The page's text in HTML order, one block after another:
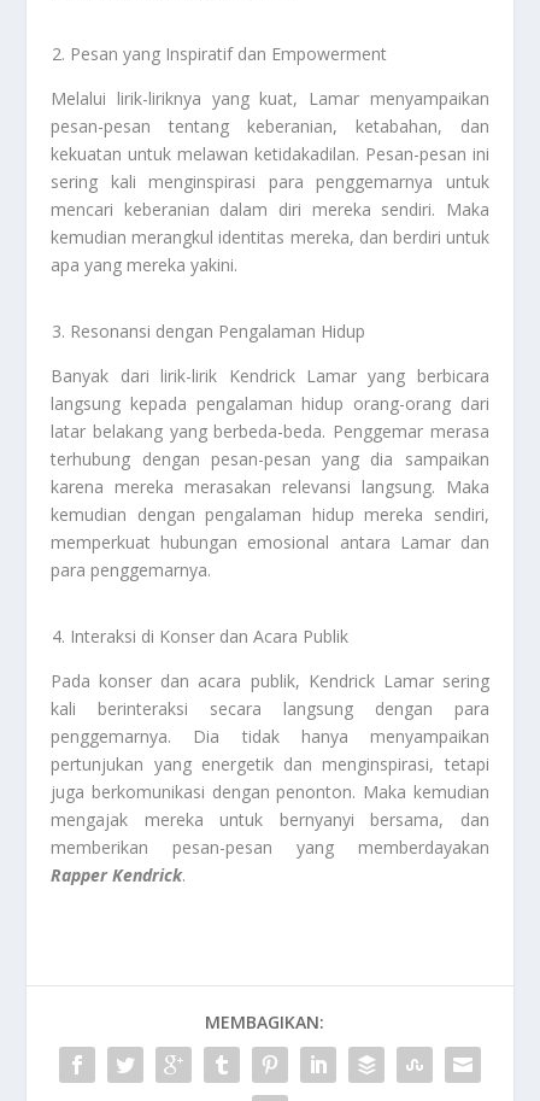
Pesan yang Inspiratif dan Empowerment
Melalui lirik-liriknya yang kuat, Lamar menyampaikan
pesan-pesan tentang keberanian, ketabahan, dan
kekuatan untuk melawan ketidakadilan. Pesan-pesan ini
sering kali menginspirasi para penggemarnya untuk
mencari keberanian dalam diri mereka sendiri. Maka
kemudian merangkul identitas mereka, dan berdiri untuk
apa yang mereka yakini.
Resonansi dengan Pengalaman Hidup
Banyak dari lirik-lirik Kendrick Lamar yang berbicara
langsung kepada pengalaman hidup orang-orang dari
latar belakang yang berbeda-beda. Penggemar merasa
terhubung dengan pesan-pesan yang dia sampaikan
karena mereka merasakan relevansi langsung. Maka
kemudian dengan pengalaman hidup mereka sendiri,
memperkuat hubungan emosional antara Lamar dan
para penggemarnya.
Interaksi di Konser dan Acara Publik
Pada konser dan acara publik, Kendrick Lamar sering
kali berinteraksi secara langsung dengan para
penggemarnya. Dia tidak hanya menyampaikan
pertunjukan yang energetik dan menginspirasi, tetapi
juga berkomunikasi dengan penonton. Maka kemudian
mengajak mereka untuk bernyanyi bersama, dan
memberikan pesan-pesan yang memberdayakan
Rapper Kendrick.
MEMBAGIKAN: